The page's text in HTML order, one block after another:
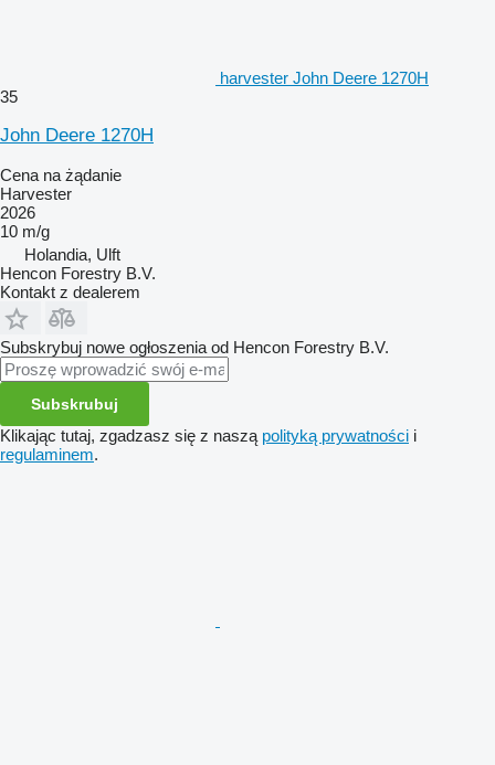
harvester John Deere 1270H
35
John Deere 1270H
Cena na żądanie
Harvester
2026
10 m/g
Holandia, Ulft
Hencon Forestry B.V.
Kontakt z dealerem
Subskrybuj nowe ogłoszenia od Hencon Forestry B.V.
Subskrubuj
Klikając tutaj, zgadzasz się z naszą polityką prywatności i
regulaminem.